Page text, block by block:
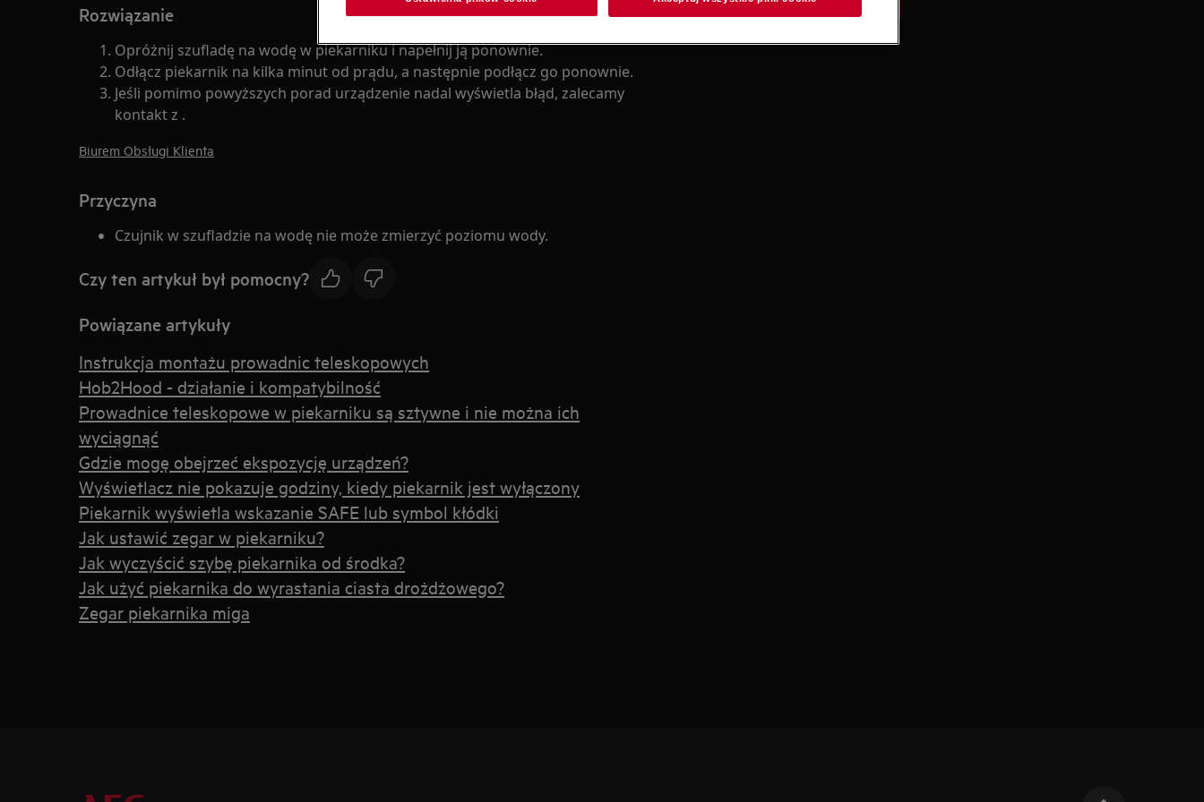
Rozwiązanie
Opróżnij szufladę na wodę w piekarniku i napełnij ją ponownie.
Odłącz piekarnik na kilka minut od prądu, a następnie podłącz go ponownie.
Jeśli pomimo powyższych porad urządzenie nadal wyświetla błąd, zalecamy
kontakt z .
Biurem Obsługi Klienta
Przyczyna
Czujnik w szufladzie na wodę nie może zmierzyć poziomu wody.
Czy ten artykuł był pomocny?
Powiązane artykuły
Instrukcja montażu prowadnic teleskopowych
Hob2Hood - działanie i kompatybilność
Prowadnice teleskopowe w piekarniku są sztywne i nie można ich
wyciągnąć
Gdzie mogę obejrzeć ekspozycję urządzeń?
Wyświetlacz nie pokazuje godziny, kiedy piekarnik jest wyłączony
Piekarnik wyświetla wskazanie SAFE lub symbol kłódki
Jak ustawić zegar w piekarniku?
Jak wyczyścić szybę piekarnika od środka?
Jak użyć piekarnika do wyrastania ciasta drożdżowego?
Zegar piekarnika miga